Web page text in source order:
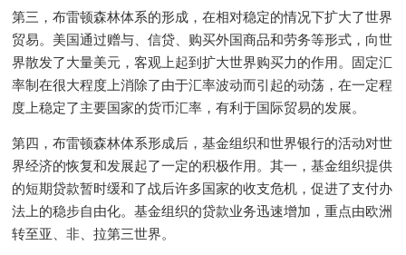
第三，布雷顿森林体系的形成，在相对稳定的情况下扩大了世界
贸易。美国通过赠与、信贷、购买外国商品和劳务等形式，向世
界散发了大量美元，客观上起到扩大世界购买力的作用。固定汇
率制在很大程度上消除了由于汇率波动而引起的动荡，在一定程
度上稳定了主要国家的货币汇率，有利于国际贸易的发展。
第四，布雷顿森林体系形成后，基金组织和世界银行的活动对世
界经济的恢复和发展起了一定的积极作用。其一，基金组织提供
的短期贷款暂时缓和了战后许多国家的收支危机，促进了支付办
法上的稳步自由化。基金组织的贷款业务迅速增加，重点由欧洲
转至亚、非、拉第三世界。